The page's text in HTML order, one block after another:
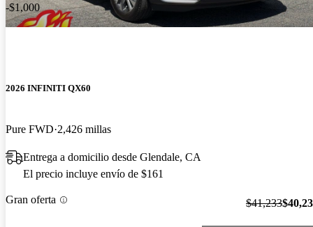
-$1,000
2026 INFINITI QX60
Pure FWD 2,426 millas
Entrega a domicilio desde Glendale, CA
El precio incluye envío de $161
Gran oferta $41,233